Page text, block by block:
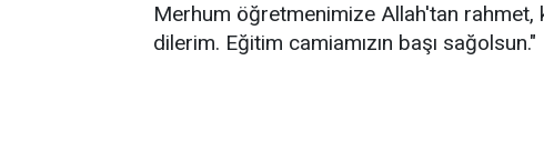
Merhum öğretmenimize Allah'tan rahmet,
dilerim. Eğitim camiamızın başı sağolsun."